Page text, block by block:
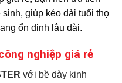
giúp kéo dài tuổi thọ
ổn định lâu dài.
nghiệp giá rẻ
với bề dày kinh